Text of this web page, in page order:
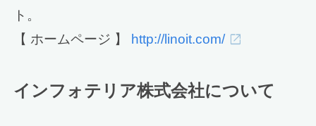
ト。
【 ホームページ 】
http://linoit.com/
インフォテリア株式会社について